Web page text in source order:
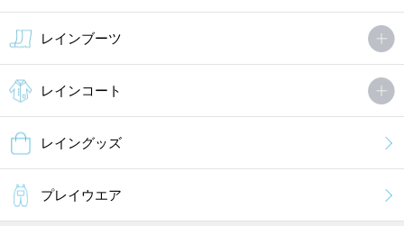
レインブーツ
レインコート
レイングッズ
プレイウエア